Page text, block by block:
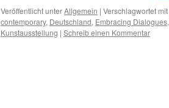
Veröffentlicht unterAllgemein | Verschlagwortet mit
contemporary, Deutschland, Embracing Dialogues,
Kunstausstellung | Schreib einen Kommentar